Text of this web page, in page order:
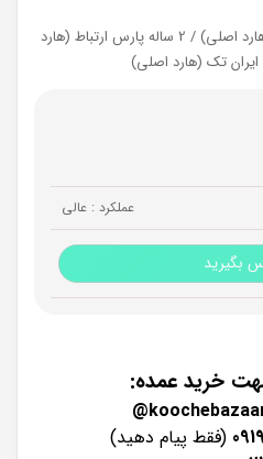
2 ساله حامی، آواژنگ، سازگار (هارد اصلی) / 2 ساله پارس ارتباط (هارد
عملکرد : عالی
بگیرید
خرید عمده:
(فقط پیام دهید)